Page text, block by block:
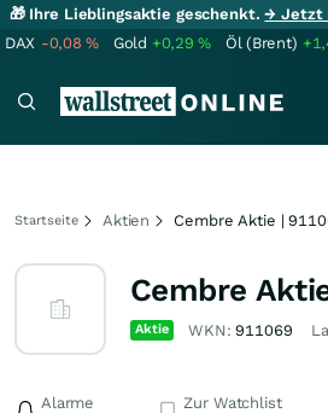
🎁 Ihre Lieblingsaktie geschenkt.→ Jetzt
DAX -0,08% Gold +0,29% Öl (Brent)
Startseite Aktien Cembre Aktie |
Cembre
Aktie WKN:911069
Alarme
Zur Watchlist